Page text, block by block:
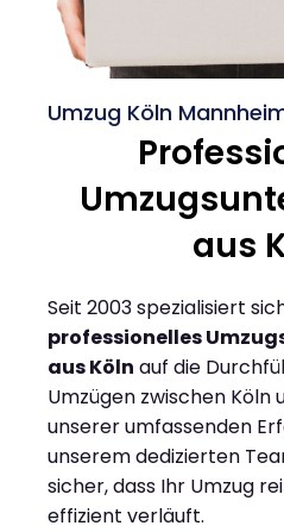
Umzug Köln
aus
Seit 2003 spezialisiert
professionelles
aus Köln auf die
Umzügen zwischen Köln
unserer umfassenden
unserem dedizierten
sicher, dass Ihr Umzug
effizient verläuft.